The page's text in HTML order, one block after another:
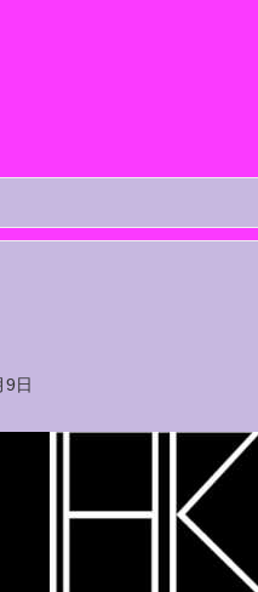
9日